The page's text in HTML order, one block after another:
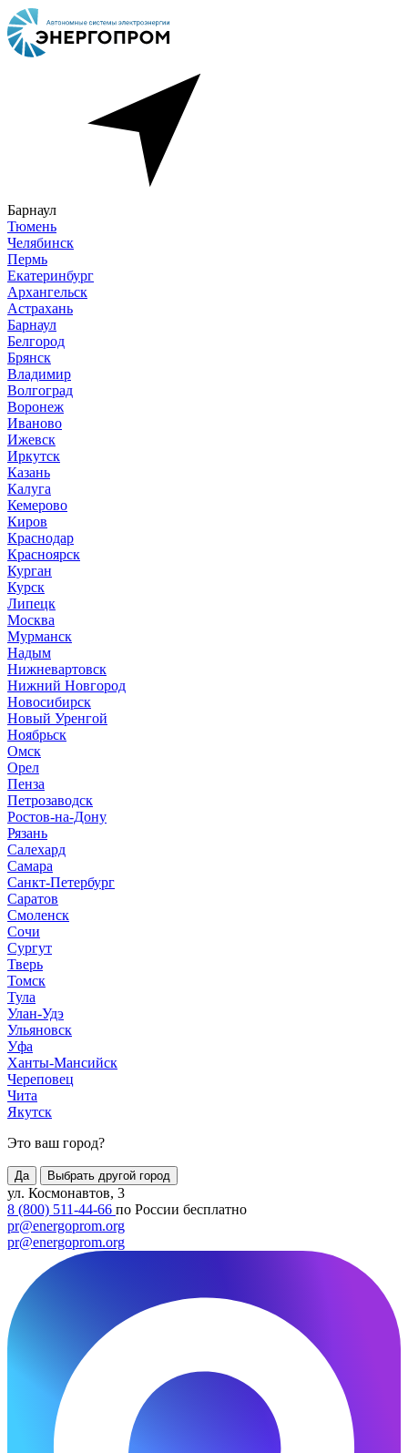
Барнаул
Тюмень
Челябинск
Пермь
Екатеринбург
Архангельск
Астрахань
Барнаул
Белгород
Брянск
Владимир
Волгоград
Воронеж
Иваново
Ижевск
Иркутск
Казань
Калуга
Кемерово
Киров
Краснодар
Красноярск
Курган
Курск
Липецк
Москва
Мурманск
Надым
Нижневартовск
Нижний Новгород
Новосибирск
Новый Уренгой
Ноябрьск
Омск
Орел
Пенза
Петрозаводск
Ростов-на-Дону
Рязань
Салехард
Самара
Санкт-Петербург
Саратов
Смоленск
Сочи
Сургут
Тверь
Томск
Тула
Улан-Удэ
Ульяновск
Уфа
Ханты-Мансийск
Череповец
Чита
Якутск
Это ваш город?
Да Выбрать другой город
ул. Космонавтов, 3
8 (800) 511-44-66 по России бесплатно
pr@energoprom.org
pr@energoprom.org